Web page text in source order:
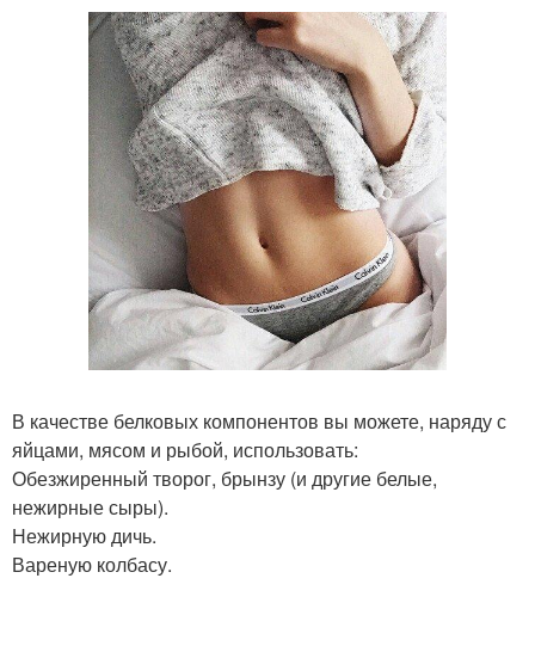
В качестве белковых компонентов вы можете, наряду с
яйцами, мясом и рыбой, использовать:
Обезжиренный творог, брынзу (и другие белые,
нежирные сыры).
Нежирную дичь.
Вареную колбасу.